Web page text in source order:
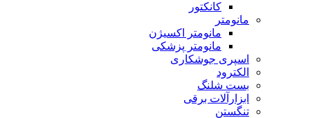
کانکتور
مانومتر
مانومتر اکسیژن
مانومتر پزشکی
اسپری جوشکاری
الکترود
بست شلنگ
ابزارآلات برقی
تنگستن